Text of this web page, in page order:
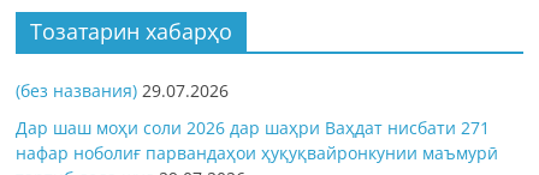
Тозатарин хабарҳо
(без названия) 29.07.2026
Дар шаш моҳи соли 2026 дар шаҳри Ваҳдат нисбати 271
нафар ноболиғ парвандаҳои ҳуқуқвайронкунии маъмурӣ